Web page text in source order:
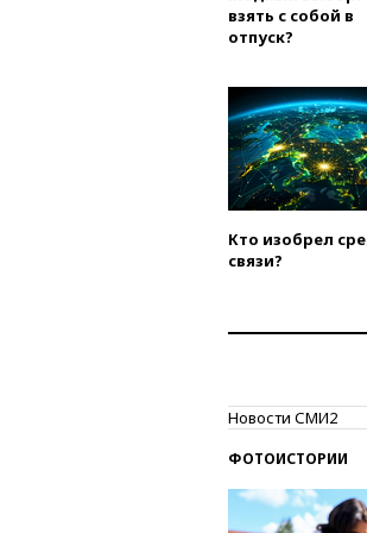
взять с собой в
отпуск?
Кто изобрел
связи?
Новости СМИ2
ФОТОИСТОРИИ